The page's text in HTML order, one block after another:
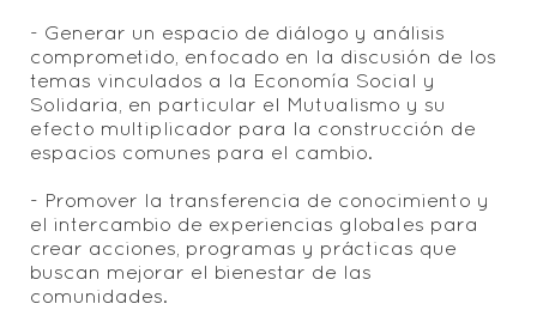
- Generar un espacio de diálogo y análisis
comprometido, enfocado en la discusión de los
temas vinculados a la Economía Social y
Solidaria, en particular el Mutualismo y su
efecto multiplicador para la construcción de
espacios comunes para el cambio.
- Promover la transferencia de conocimiento y
el intercambio de experiencias globales para
crear acciones, programas y prácticas que
buscan mejorar el bienestar de las
comunidades.